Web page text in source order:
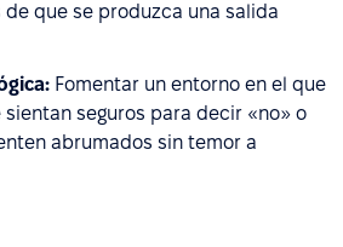
que se produzca una salida
Fomentar un entorno en el que
sientan seguros para decir «no» o
abrumados sin temor a